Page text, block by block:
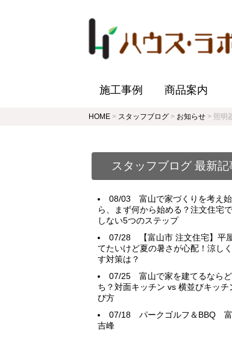
施工事例 商品案内
HOME > スタッフブログ > お知らせ > 照明
スタッフブログ 最新記
08/03 富山で家づくりを考え
ら、まず何から始める？注文住宅
しない5つのステップ
07/28
【富山市 注文住宅】平
てたいけど夏の暑さが心配！涼し
す対策は？
07/25 富山で家を建てるなら
ち？対面キッチン vs 横並びキッチ
び方
07/18 パークゴルフ＆BBQ
吉峰